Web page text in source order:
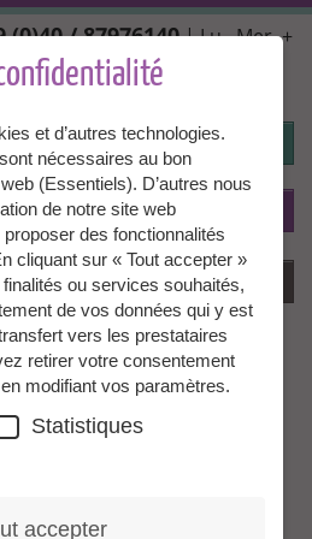
(0)40 / 87976140| Lu., Mer. +
Ma. + Jeu. 14:00 - 18:00 |
aupair.com
Menu
VIDEOS
et d’autres technologies.
nécessaires au bon
(Essentiels). D’autres nous
de notre site web
des fonctionnalités
cliquant sur « Tout accepter »
ou services souhaités,
de vos données qui y est
vers les prestataires
retirer votre consentement
modifiant vos paramètres.
Statistiques
accepter